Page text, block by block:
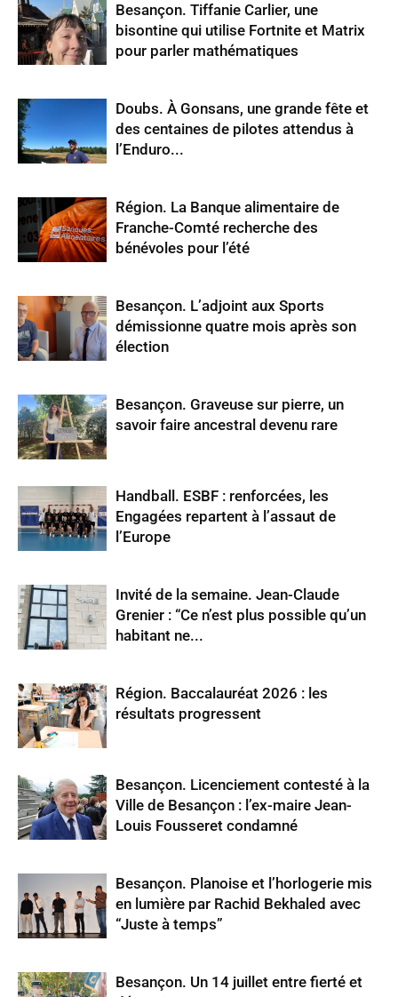
Besançon. Tiffanie Carlier, une
bisontine qui utilise Fortnite et Matrix
pour parler mathématiques
Doubs. À Gonsans, une grande fête et
des centaines de pilotes attendus à
l’Enduro...
Région. La Banque alimentaire de
Franche-Comté recherche des
bénévoles pour l’été
Besançon. L’adjoint aux Sports
démissionne quatre mois après son
élection
Besançon. Graveuse sur pierre, un
savoir faire ancestral devenu rare
Handball. ESBF : renforcées, les
Engagées repartent à l’assaut de
l’Europe
Invité de la semaine. Jean-Claude
Grenier : “Ce n’est plus possible qu’un
habitant ne...
Région. Baccalauréat 2026 : les
résultats progressent
Besançon. Licenciement contesté à la
Ville de Besançon : l’ex-maire Jean-
Louis Fousseret condamné
Besançon. Planoise et l’horlogerie mis
en lumière par Rachid Bekhaled avec
“Juste à temps”
Besançon. Un 14 juillet entre fierté et